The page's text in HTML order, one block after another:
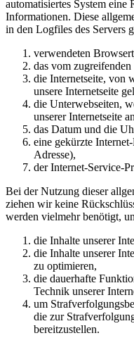
automatisiertes System eine
Informationen. Diese
in den Logfiles des Servers
verwendeten
das vom
die Internetseite, von
unsere Internetseite
die Unterwebseiten,
unserer Internetseite
das Datum und die
eine gekürzte
Adresse),
der Internet-Service-
Bei der Nutzung dieser
ziehen wir keine
werden vielmehr benötigt,
die Inhalte unserer
die Inhalte unserer
zu optimieren,
die dauerhafte
Technik unserer
um
die zur
bereitzustellen.